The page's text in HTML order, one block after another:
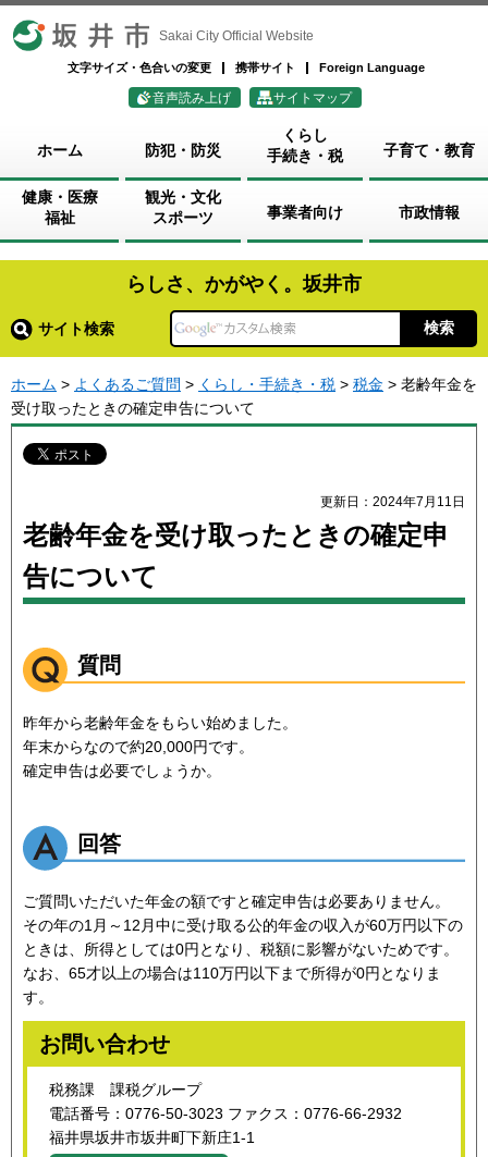
坂井市 Sakai City Official Website
文字サイズ・色合いの変更 携帯サイト Foreign Language
音声読み上げ サイトマップ
ホーム 防犯・防災
くらし
手続き・税
子育て・教育
健康・医療
福祉
観光・文化
スポーツ
事業者向け 市政情報
らしさ、かがやく。坂井市
サイト検索
ホーム > よくあるご質問 > くらし・手続き・税 > 税金 > 老齢年金を
受け取ったときの確定申告について
更新日：2024年7月11日
老齢年金を受け取ったときの確定申
告について
質問
昨年から老齢年金をもらい始めました。
年末からなので約20,000円です。
確定申告は必要でしょうか。
回答
ご質問いただいた年金の額ですと確定申告は必要ありません。
その年の1月～12月中に受け取る公的年金の収入が60万円以下の
ときは、所得としては0円となり、税額に影響がないためです。
なお、65才以上の場合は110万円以下まで所得が0円となりま
す。
お問い合わせ
税務課 課税グループ
電話番号：0776-50-3023 ファクス：0776-66-2932
福井県坂井市坂井町下新庄1-1